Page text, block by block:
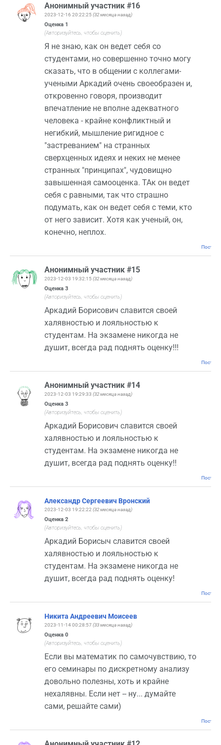
Анонимный участник #16
2023-12-16 20:22:25 (32 месяца назад)
Оценка 1
(Авторизуйтесь, чтобы оценить)
Я не знаю, как он ведет себя со
студентами, но совершенно точно могу
сказать, что в общении с коллегами-
учеными Аркадий очень своеобразен и,
откровенно говоря, производит
впечатление не вполне адекватного
человека - крайне конфликтный и
негибкий, мышление ригидное с
"застреванием" на странных
сверхценных идеях и неких не менее
странных "принципах", чудовищно
завышенная самооценка. ТАк он ведет
себя с равными, так что страшно
подумать, как он ведет себя с теми, кто
от него зависит. Хотя как ученый, он,
конечно, неплох.
Анонимный участник #15
2023-12-03 19:32:15 (32 месяца назад)
Оценка 3
(Авторизуйтесь, чтобы оценить)
Аркадий Борисович славится своей
халявностью и лояльностью к
студентам. На экзамене никогда не
душит, всегда рад поднять оценку!!!
Анонимный участник #14
2023-12-03 19:29:33 (32 месяца назад)
Оценка 3
(Авторизуйтесь, чтобы оценить)
Аркадий Борисович славится своей
халявностью и лояльностью к
студентам. На экзамене никогда не
душит, всегда рад поднять оценку!!
Александр Сергеевич Вронский
2023-12-03 19:22:22 (32 месяца назад)
Оценка 2
(Авторизуйтесь, чтобы оценить)
Аркадий Борисыч славится своей
халявностью и лояльностью к
студентам. На экзамене никогда не
душит, всегда рад поднять оценку!
Никита Андреевич Моисеев
2023-11-14 00:28:57 (33 месяца назад)
Оценка 0
(Авторизуйтесь, чтобы оценить)
Если вы математик по самочувствию, то
его семинары по дискретному анализу
довольно полезны, хоть и крайне
нехалявны. Если нет -- ну... думайте
сами, решайте сами)